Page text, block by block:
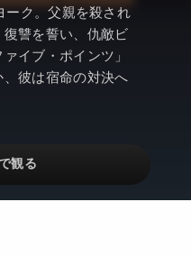
キュメンタリー
オリジナル作品
他の国のTV番組
高い評価の海外作品
ーク。父親を殺され
讐を誓い、仇敵ビ
イブ・ポインツ」
彼は宿命の対決へ